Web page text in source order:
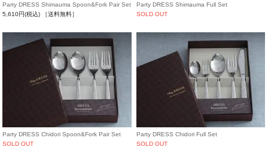
Party DRESS Shimauma Spoon&Fork Pair Set
5,610円(税込)
［送料無料］
Party DRESS Shimauma Full Set
SOLD OUT
Party DRESS Chidori Spoon&Fork Pair Set
SOLD OUT
Party DRESS Chidori Full Set
SOLD OUT